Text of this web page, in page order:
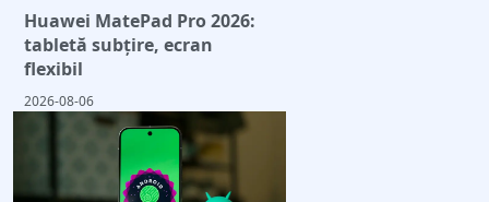
Huawei MatePad Pro 2026:
tabletă subțire, ecran
flexibil
2026-08-06